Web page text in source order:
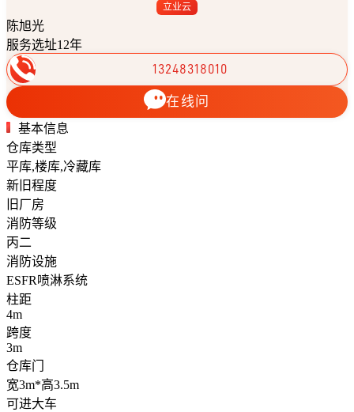
立业云
陈旭光
服务选址12年
13248318010
在线问
基本信息
仓库类型
平库,楼库,冷藏库
新旧程度
旧厂房
消防等级
丙二
消防设施
ESFR喷淋系统
柱距
4m
跨度
3m
仓库门
宽3m*高3.5m
可进大车